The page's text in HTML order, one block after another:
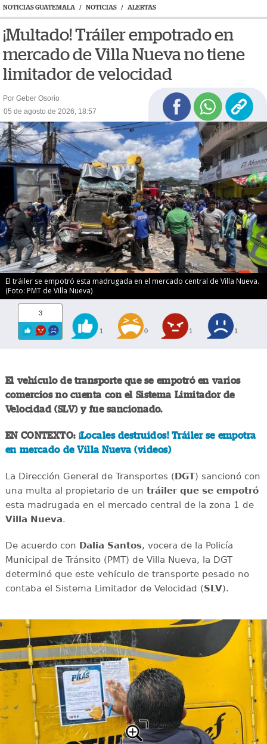
NOTICIAS GUATEMALA / NOTICIAS / ALERTAS
¡Multado! Tráiler empotrado en
mercado de Villa Nueva no tiene
limitador de velocidad
Por Geber Osorio
05 de agosto de 2026, 18:57
El tráiler se empotró esta madrugada en el mercado central de Villa Nueva.
(Foto: PMT de Villa Nueva)
3
1 0 1 1
El vehículo de transporte que se empotró en varios
comercios no cuenta con el Sistema Limitador de
Velocidad (SLV) y fue sancionado.
EN CONTEXTO: ¡Locales destruidos! Tráiler se empotra
en mercado de Villa Nueva (videos)
La Dirección General de Transportes (DGT) sancionó con
una multa al propietario de un tráiler que se empotró
esta madrugada en el mercado central de la zona 1 de
Villa Nueva.
De acuerdo con Dalia Santos, vocera de la Policía
Municipal de Tránsito (PMT) de Villa Nueva, la DGT
determinó que este vehículo de transporte pesado no
contaba el Sistema Limitador de Velocidad (SLV).